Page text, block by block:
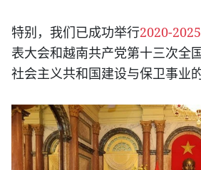
特别，我们已成功举行2020-2025
表大会和越南共产党第十三次全
社会主义共和国建设与保卫事业